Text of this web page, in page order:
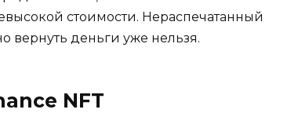
стоимости. Нераспечатанный
вернуть деньги уже нельзя.
NFT